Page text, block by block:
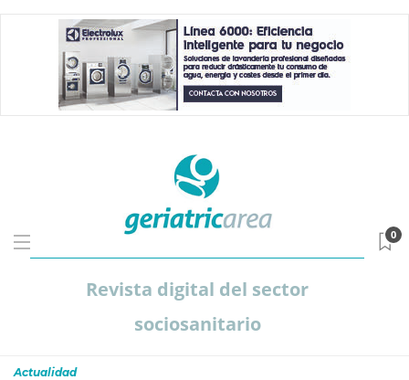
Revista digital del sector
sociosanitario
0
Actualidad